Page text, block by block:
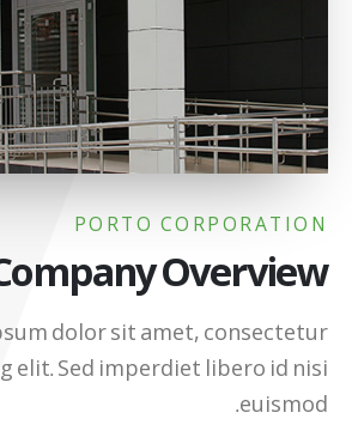
PORTO CORPORATION
Overview
dolor sit amet, consectetur
elit. Sed imperdiet libero id nisi
euismod.